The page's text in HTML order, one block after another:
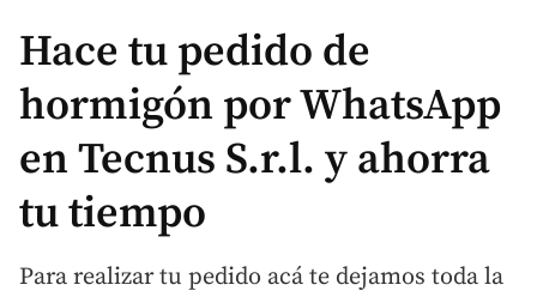
Hace tu pedido de
hormigón por WhatsApp
en Tecnus S.r.l. y ahorra
tu tiempo
Para realizar tu pedido acá te dejamos toda la